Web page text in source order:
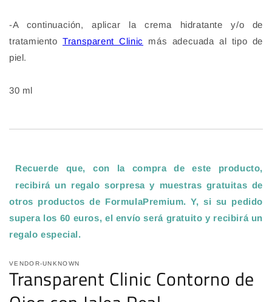
-A continuación, aplicar la crema hidratante y/o de
tratamientoTransparent Clinic
más adecuada al tipo de
piel.
30 ml
Recuerde que, con la compra de este producto,
recibirá un regalo sorpresa y muestras gratuitas de
otros productos de FormulaPremium. Y, si su pedido
supera los 60 euros, el envío será gratuito y recibirá un
regalo especial.
VENDOR-UNKNOWN
Transparent Clinic Contorno de